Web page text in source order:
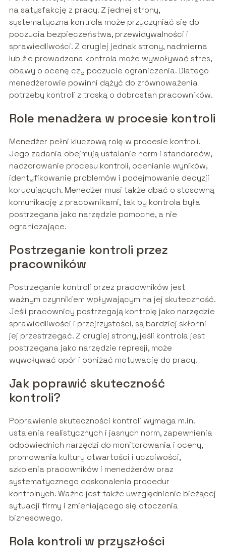
na satysfakcję z pracy. Z jednej strony,
systematyczna kontrola może przyczyniać się do
poczucia bezpieczeństwa, przewidywalności i
sprawiedliwości. Z drugiej jednak strony, nadmierna
lub źle prowadzona kontrola może wywoływać stres,
obawy o ocenę czy poczucie ograniczenia. Dlatego
menedżerowie powinni dążyć do zrównoważenia
potrzeby kontroli z troską o dobrostan pracowników.
Role menadżera w procesie kontroli
Menedżer pełni kluczową rolę w procesie kontroli.
Jego zadania obejmują ustalanie norm i standardów,
nadzorowanie procesu kontroli, ocenianie wyników,
identyfikowanie problemów i podejmowanie decyzji
korygujących. Menedżer musi także dbać o stosowną
komunikację z pracownikami, tak by kontrola była
postrzegana jako narzędzie pomocne, a nie
ograniczające.
Postrzeganie kontroli przez
pracowników
Postrzeganie kontroli przez pracowników jest
ważnym czynnikiem wpływającym na jej skuteczność.
Jeśli pracownicy postrzegają kontrolę jako narzędzie
sprawiedliwości i przejrzystości, są bardziej skłonni
jej przestrzegać. Z drugiej strony, jeśli kontrola jest
postrzegana jako narzędzie represji, może
wywoływać opór i obniżać motywację do pracy.
Jak poprawić skuteczność
kontroli?
Poprawienie skuteczności kontroli wymaga m.in.
ustalenia realistycznych i jasnych norm, zapewnienia
odpowiednich narzędzi do monitorowania i oceny,
promowania kultury otwartości i uczciwości,
szkolenia pracowników i menedżerów oraz
systematycznego doskonalenia procedur
kontrolnych. Ważne jest także uwzględnienie bieżącej
sytuacji firmy i zmieniającego się otoczenia
biznesowego.
Rola kontroli w przyszłości